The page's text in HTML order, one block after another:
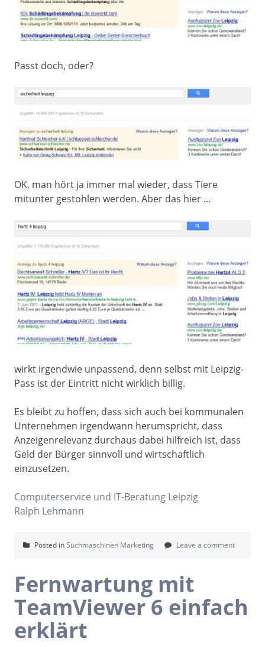
Passt doch, oder?
OK, man hört ja immer mal wieder, dass Tiere
mitunter gestohlen werden. Aber das hier …
wirkt irgendwie unpassend, denn selbst mit Leipzig-
Pass ist der Eintritt nicht wirklich billig.
Es bleibt zu hoffen, dass sich auch bei kommunalen
Unternehmen irgendwann herumspricht, dass
Anzeigenrelevanz durchaus dabei hilfreich ist, dass
Geld der Bürger sinnvoll und wirtschaftlich
einzusetzen.
Computerservice und IT-Beratung Leipzig
Ralph Lehmann
Posted inSuchmaschinen Marketing Leave a comment
Fernwartung mit
TeamViewer 6 einfach
erklärt